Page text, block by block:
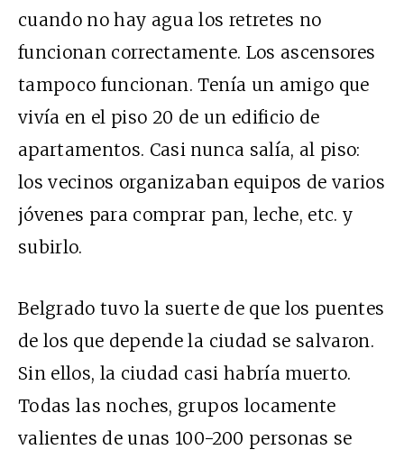
cuando no hay agua los retretes no
funcionan correctamente. Los ascensores
tampoco funcionan. Tenía un amigo que
vivía en el piso 20 de un edificio de
apartamentos. Casi nunca salía, al piso:
los vecinos organizaban equipos de varios
jóvenes para comprar pan, leche, etc. y
subirlo.
Belgrado tuvo la suerte de que los puentes
de los que depende la ciudad se salvaron.
Sin ellos, la ciudad casi habría muerto.
Todas las noches, grupos locamente
valientes de unas 100-200 personas se